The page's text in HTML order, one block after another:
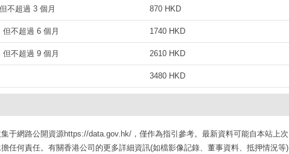
不超過 3 個月 870 HKD
不超過 6 個月 1740 HKD
不超過 9 個月 2610 HKD
3480 HKD
于網路公開資源https://data.gov.hk/，僅作為指引參考。最新資料可能自本站上次
任何責任。有關香港公司的更多詳細資訊(如檔影像記錄、董事資料、抵押情況等)